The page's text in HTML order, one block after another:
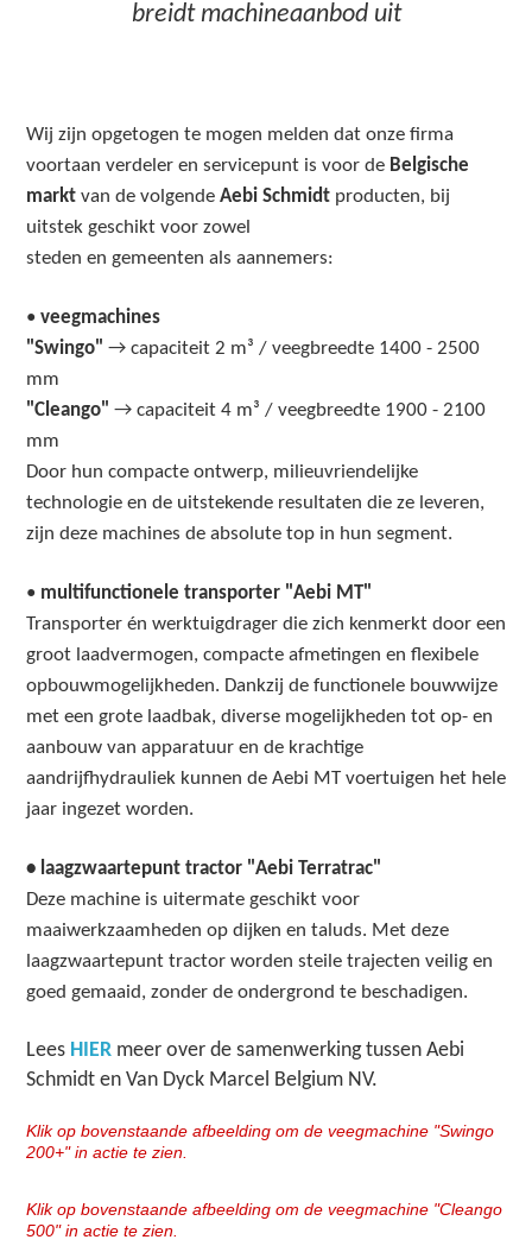
breidt machineaanbod uit
Wij zijn opgetogen te mogen melden dat onze firma
voortaan verdeler en servicepunt is voor de Belgische
marktvan de volgende Aebi Schmidtproducten, bij
uitstek geschikt voor zowel
steden en gemeenten als aannemers:
• veegmachines
"Swingo" → capaciteit 2 m³ / veegbreedte 1400 - 2500
mm
"Cleango" → capaciteit 4 m³ / veegbreedte 1900 - 2100
mm
Door hun compacte ontwerp, milieuvriendelijke
technologie en de uitstekende resultaten die ze leveren,
zijn deze machines de absolute top in hun segment.
• multifunctionele transporter "Aebi MT"
Transporterén werktuigdrager die zich kenmerkt door een
groot laadvermogen, compacte afmetingen en flexibele
opbouwmogelijkheden. Dankzij de functionele bouwwijze
met een grote laadbak, diverse mogelijkheden tot op- en
aanbouw van apparatuur en de krachtige
aandrijfhydrauliek kunnen de Aebi MT voertuigen het hele
jaar ingezet worden.
• laagzwaartepunt tractor "Aebi Terratrac"
Deze machine is uitermate geschikt voor
maaiwerkzaamheden op dijken en taluds. Met deze
laagzwaartepunt tractor worden steile trajecten veilig en
goed gemaaid, zonder de ondergrond te beschadigen.
Lees HIER meer over de samenwerking tussen Aebi
Schmidt en Van Dyck Marcel Belgium NV.
Klik op bovenstaande afbeelding om de veegmachine "Swingo
200+" in actie te zien.
Klik op bovenstaande afbeelding om de veegmachine "Cleango
500" in actie te zien.